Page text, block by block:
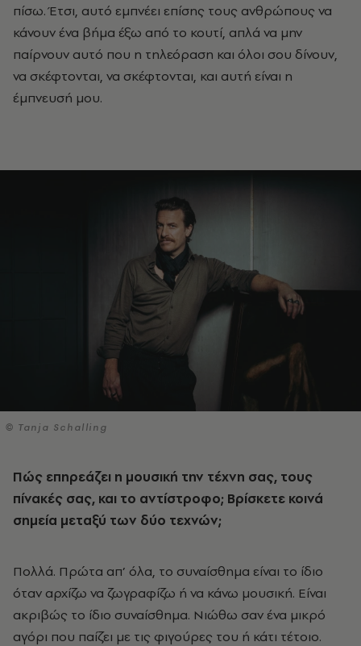
πίσω. Έτσι, αυτό εμπνέει επίσης τους ανθρώπους να
κάνουν ένα βήμα έξω από το κουτί, απλά να μην
παίρνουν αυτό που η τηλεόραση και όλοι σου δίνουν,
να σκέφτονται, να σκέφτονται, και αυτή είναι η
έμπνευσή μου.
© Tanja Schalling
Πώς επηρεάζει η μουσική την τέχνη σας, τους
πίνακές σας, και το αντίστροφο; Βρίσκετε κοινά
σημεία μεταξύ των δύο τεχνών;
Πολλά. Πρώτα απ’ όλα, το συναίσθημα είναι το ίδιο
όταν αρχίζω να ζωγραφίζω ή να κάνω μουσική. Είναι
ακριβώς το ίδιο συναίσθημα. Νιώθω σαν ένα μικρό
αγόρι που παίζει με τις φιγούρες του ή κάτι τέτοιο.